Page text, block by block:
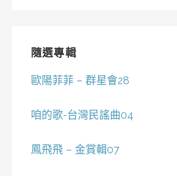
隨選專輯
歐陽菲菲 – 群星會28
咱的歌-台灣民謠曲04
鳳飛飛 – 金賞輯07